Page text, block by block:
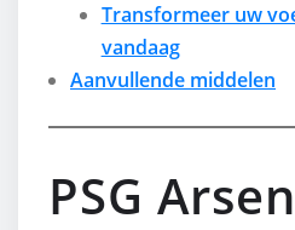
Transformeer uw
vandaag
Aanvullende middelen
PSG